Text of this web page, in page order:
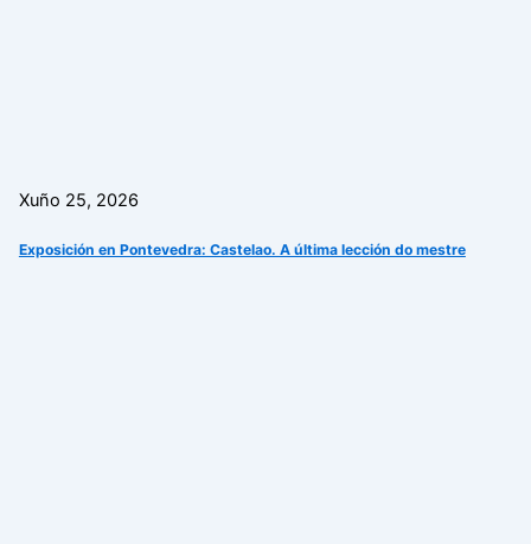
Xuño 25, 2026
Exposición en Pontevedra: Castelao. A última lección do mestre